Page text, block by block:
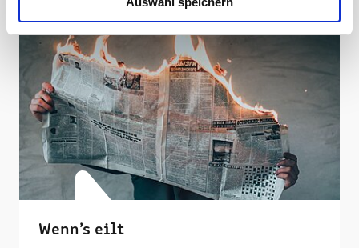
Wenn’s eilt